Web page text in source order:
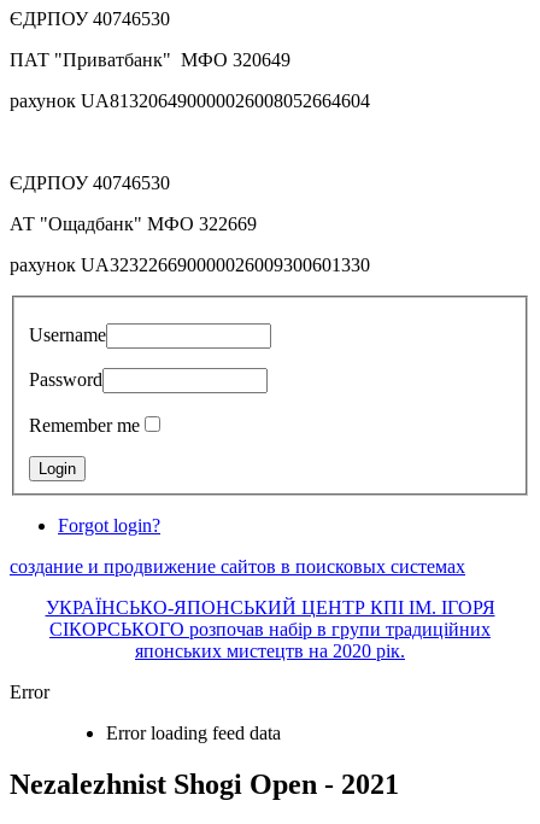
ЄДРПОУ 40746530
ПАТ "Приватбанк" МФО 320649
рахунок UA813206490000026008052664604
ЄДРПОУ 40746530
АТ "Ощадбанк" МФО 322669
рахунок UA323226690000026009300601330
Username
Password
Remember me
Forgot login?
создание и продвижение сайтов в поисковых системах
УКРАЇНСЬКО-ЯПОНСЬКИЙ ЦЕНТР КПІ ІМ. ІГОРЯ
СІКОРСЬКОГО розпочав набір в групи традиційних
японських мистецтв на 2020 рік.
Error
Error loading feed data
Nezalezhnist Shogi Open - 2021